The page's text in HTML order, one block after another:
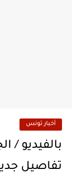
أخبار تونس
بالفيديو /
تفاصيل